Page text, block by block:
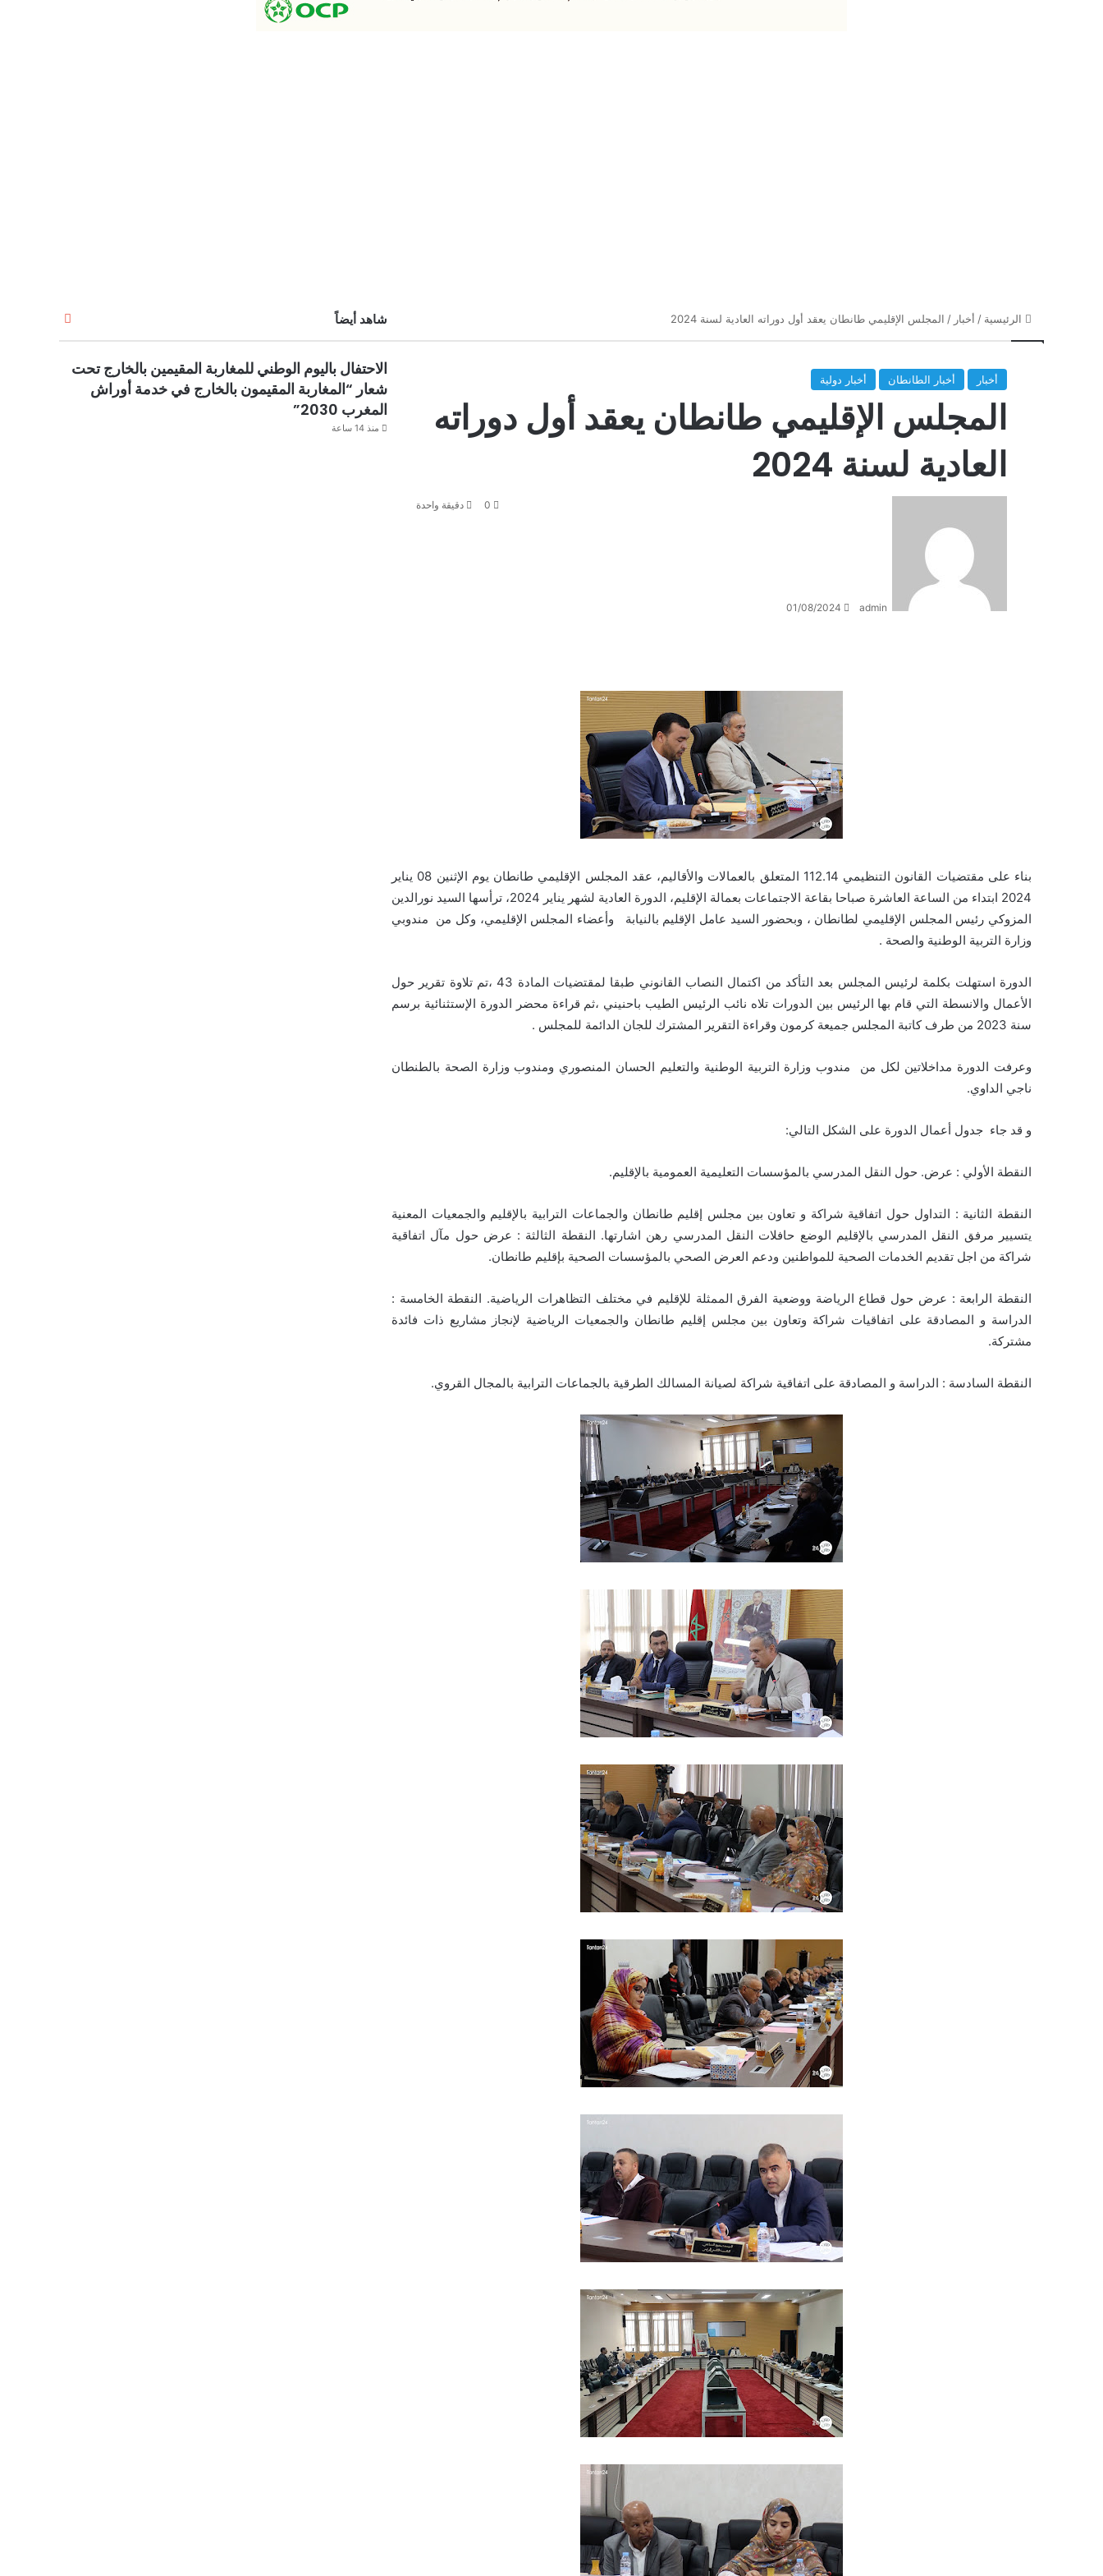
الرئيسية / أخبار / المجلس الإقليمي طانطان يعقد أول دوراته العادية لسنة 2024
أخبار أخبار الطانطان أخبار دولية
المجلس الإقليمي طانطان يعقد أول دوراته
العادية لسنة 2024
admin
01/08/2024
0 دقيقة واحدة
بناء على مقتضيات القانون التنظيمي 112.14 المتعلق بالعمالات والأقاليم، عقد المجلس الإقليمي طانطان يوم الإثنين 08 يناير
2024 ابتداء من الساعة العاشرة صباحا بقاعة الاجتماعات بعمالة الإقليم، الدورة العادية لشهر يناير 2024، ترأسها السيد نورالدين
المزوكي رئيس المجلس الإقليمي لطانطان ، وبحضور السيد عامل الإقليم بالنيابة وأعضاء المجلس الإقليمي، وكل من مندوبي
وزارة التربية الوطنية والصحة .
الدورة استهلت بكلمة لرئيس المجلس بعد التأكد من اكتمال النصاب القانوني طبقا لمقتضيات المادة 43 ،تم تلاوة تقرير حول
الأعمال والانسطة التي قام بها الرئيس بين الدورات تلاه نائب الرئيس الطيب باحنيني ،ثم قراءة محضر الدورة الإستثنائية برسم
سنة 2023 من طرف كاتبة المجلس جميعة كرمون وقراءة التقرير المشترك للجان الدائمة للمجلس .
وعرفت الدورة مداخلاتين لكل من مندوب وزارة التربية الوطنية والتعليم الحسان المنصوري ومندوب وزارة الصحة بالطنطان
ناجي الداوي.
و قد جاء جدول أعمال الدورة على الشكل التالي:
النقطة الأولي : عرض. حول النقل المدرسي بالمؤسسات التعليمية العمومية بالإقليم.
النقطة الثانية : التداول حول اتفاقية شراكة و تعاون بين مجلس إقليم طانطان والجماعات الترابية بالإقليم والجمعيات المعنية
يتسيير مرفق النقل المدرسي بالإقليم الوضع حافلات النقل المدرسي رهن اشارتها. النقطة الثالثة : عرض حول مآل اتفاقية
شراكة من اجل تقديم الخدمات الصحية للمواطنين ودعم العرض الصحي بالمؤسسات الصحية بإقليم طانطان.
النقطة الرابعة : عرض حول قطاع الرياضة ووضعية الفرق الممثلة للإقليم في مختلف التظاهرات الرياضية. النقطة الخامسة :
الدراسة و المصادقة على اتفاقيات شراكة وتعاون بين مجلس إقليم طانطان والجمعيات الرياضية لإنجاز مشاريع ذات فائدة
مشتركة.
النقطة السادسة : الدراسة و المصادقة على اتفاقية شراكة لصيانة المسالك الطرقية بالجماعات الترابية بالمجال القروي.
شاهد أيضاً
الاحتفال باليوم الوطني للمغاربة المقيمين بالخارج تحت
شعار “المغاربة المقيمون بالخارج في خدمة أوراش
المغرب 2030”
منذ 14 ساعة